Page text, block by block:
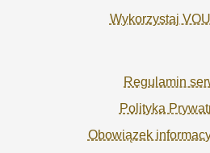
Wykorzystaj
Regulamin
Polityka
Obowiązek